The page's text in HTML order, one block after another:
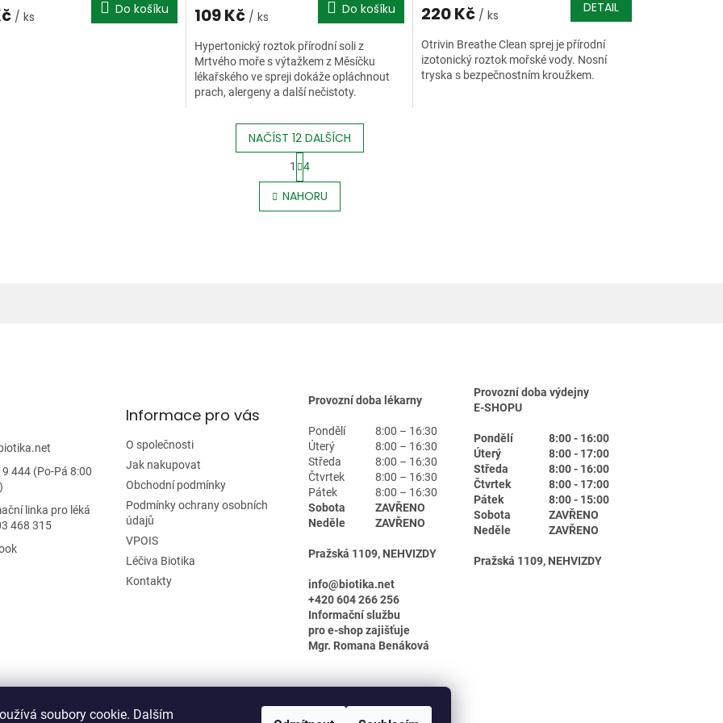
soubory cookie. Dalším
/ ks Do košíku 109 Kč / ks Do košíku
Hypertonický roztok přírodní soli z
Mrtvého moře s výtažkem z Měsíčku
lékařského ve spreji dokáže opláchnout
prach, alergeny a další nečistoty.
220 Kč / ks DETAIL
Otrivin Breathe Clean sprej je přírodní
izotonický roztok mořské vody. Nosní
tryska s bezpečnostním kroužkem.
O
v
NAČÍST 12 DALŠÍCH
S
t
r
á
n
1 4
NAHORU
biotika.net
444 (Po-Pá 8:00
linka pro léká
468 315
Informace pro vás
O společnosti
Jak nakupovat
Obchodní podmínky
Podmínky ochrany osobních
údajů
VPOIS
Léčiva Biotika
Kontakty
Provozní doba lékarny
Pondělí
8:00 – 16:30
Úterý
8:00 – 16:30
Středa
8:00 – 16:30
Čtvrtek
8:00 – 16:30
Pátek
8:00 – 16:30
Sobota
ZAVŘENO
Neděle
ZAVŘENO
Pražská 1109, NEHVIZDY
info@biotika.net
+420 604 266 256
Informační službu
pro e-shop zajišťuje
Mgr. Romana Benáková
Provozní doba výdejny
E-SHOPU
Pondělí
8:00 - 16:00
Úterý
8:00 - 17:00
Středa
8:00 - 16:00
Čtvrtek
8:00 - 17:00
Pátek
8:00 - 15:00
Sobota
ZAVŘENO
Neděle
ZAVŘENO
Pražská 1109, NEHVIZDY